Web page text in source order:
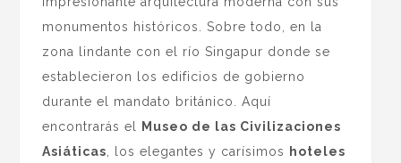
monumentos históricos. Sobre todo, en la
zona lindante con el río Singapur donde se
establecieron los edificios de gobierno
durante el mandato británico. Aquí
encontrarás el
Museo de las Civilizaciones
Asiáticas , los elegantes y carísimos
hoteles